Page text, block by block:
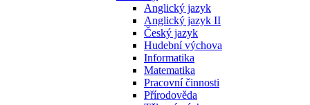
Anglický jazyk
Anglický jazyk II
Český jazyk
Hudební výchova
Informatika
Matematika
Pracovní činnosti
Přírodověda